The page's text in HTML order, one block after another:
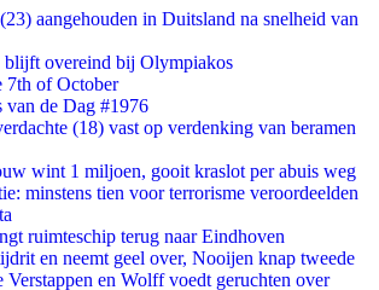
aangehouden in Duitsland na snelheid van
overeind bij Olympiakos
7th of October
van de Dag #1976
(18) vast op verdenking van beramen
wint 1 miljoen, gooit kraslot per abuis weg
minstens tien voor terrorisme veroordeelden
ruimteschip terug naar Eindhoven
en neemt geel over, Nooijen knap tweede
Verstappen en Wolff voedt geruchten over